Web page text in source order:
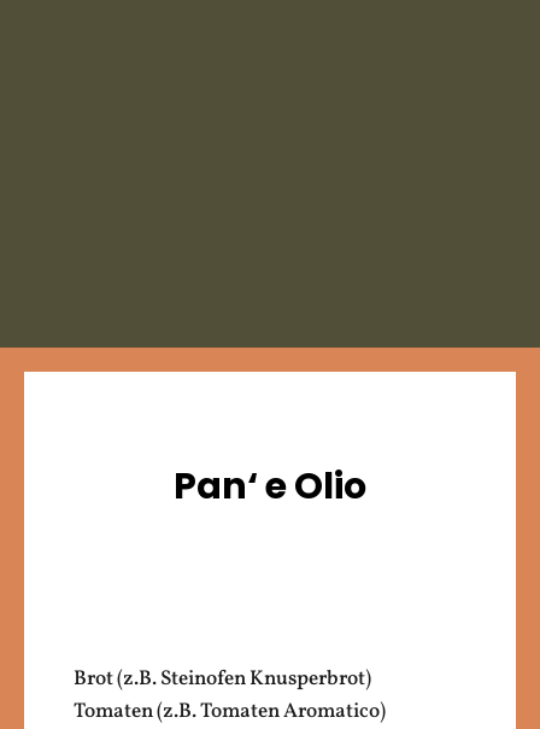
Pan‘ e Olio
Brot (z.B. Steinofen Knusperbrot)
Tomaten (z.B. Tomaten Aromatico)